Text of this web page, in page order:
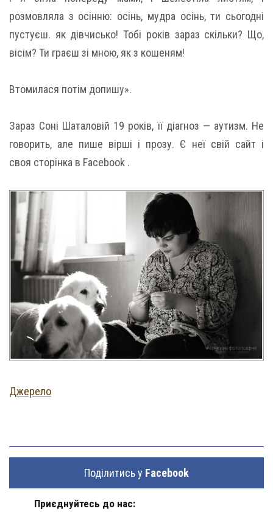
розмовляла з осінню: осінь, мудра осінь, ти сьогодні
пустуєш. як дівчисько! Тобі років зараз скільки? Що,
вісім? Ти граєш зі мною, як з кошеням!
Втомилася потім допишу».
Зараз Соні Шаталовій 19 років, її діагноз — аутизм. Не
говорить, але пише вірші і прозу. Є неї свій сайт і
своя сторінка в Facebook .
Джерело
Поділитись у Facebook
Приєднуйтесь до нас: